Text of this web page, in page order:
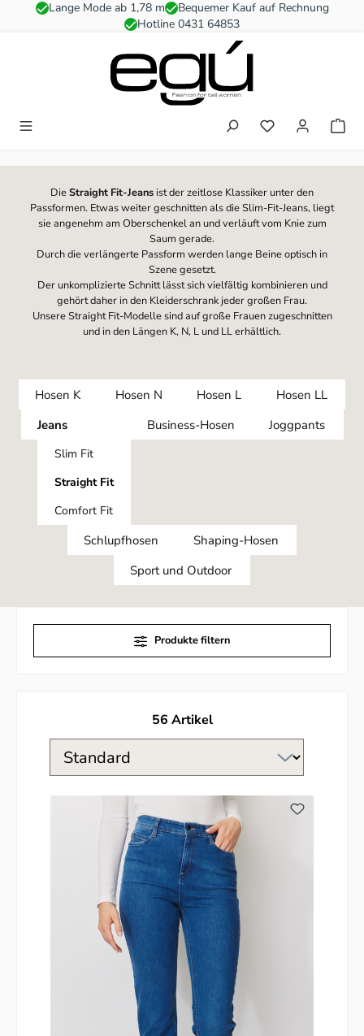
Zum Hauptinhalt springen
Lange Mode ab 1,78 m
Bequemer Kauf auf Rechnung
Hotline 0431 64853
Du hast 0
DieStraight Fit-Jeansist der zeitlose Klassiker unter den
Passformen. Etwas weiter geschnitten als die Slim-Fit-Jeans, liegt
sie angenehm am Oberschenkel an und verläuft vom Knie zum
Saum gerade.
Durch die verlängerte Passform werden lange Beine optisch in
Szene gesetzt.
Der unkomplizierte Schnitt lässt sich vielfältig kombinieren und
gehört daher in den Kleiderschrank jeder großen Frau.
Unsere Straight Fit-Modelle sind auf große Frauen zugeschnitten
und in den Längen K, N, L und LL erhältlich.
Hosen K Hosen N Hosen L
Hosen LL
Jeans
Slim Fit
Straight Fit
Comfort Fit
Business-Hosen Joggpants
Schlupfhosen
Shaping-Hosen
Sport und Outdoor
Produkte filtern
56 Artikel